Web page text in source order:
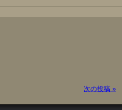
次の投稿 »